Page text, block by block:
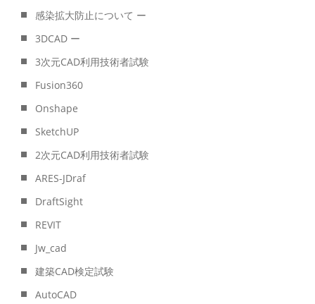
感染拡大防止について ー
3DCAD ー
3次元CAD利用技術者試験
Fusion360
Onshape
SketchUP
2次元CAD利用技術者試験
ARES-JDraf
DraftSight
REVIT
Jw_cad
建築CAD検定試験
AutoCAD